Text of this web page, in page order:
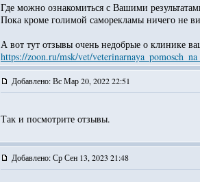
Где можно ознакомиться с Вашими
Пока кроме голимой саморекламы ничего не
А вот тут отзывы очень недобрые о клинике
https://zoon.ru/msk/vet/
Добавлено: Вс Мар 20, 2022 22:51
Так и посмотрите отзывы.
Добавлено: Ср Сен 13, 2023 21:48